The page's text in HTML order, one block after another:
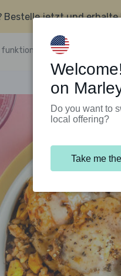
Bestelle jetzt und erhalte
funktioniert’s Kundenservice
on
Do you want to
local offering?
Take me